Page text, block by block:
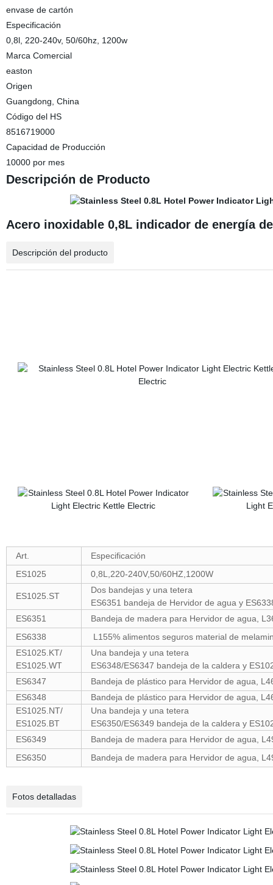
envase de cartón
Especificación
0,8l, 220-240v, 50/60hz, 1200w
Marca Comercial
easton
Origen
Guangdong, China
Código del HS
8516719000
Capacidad de Producción
10000 por mes
Descripción de Producto
Acero inoxidable 0,8L indicador de energía
Descripción del producto
Art.
Especificación
ES1025
0,8L,220-240V,50/60HZ,1200W
ES1025.ST
Dos bandejas y una tetera
ES6351 bandeja de Hervidor de agua y
ES6351
Bandeja de madera para Hervidor de agua,
ES6338
L155% alimentos seguros material de
ES1025.KT/
ES1025.WT
Una bandeja y una tetera
ES6348/ES6347 bandeja de la caldera y
ES6347
Bandeja de plástico para Hervidor de agua,
ES6348
Bandeja de plástico para Hervidor de agua,
ES1025.NT/
ES1025.BT
Una bandeja y una tetera
ES6350/ES6349 bandeja de la caldera y
ES6349
Bandeja de madera para Hervidor de agua,
ES6350
Bandeja de madera para Hervidor de agua,
Fotos detalladas